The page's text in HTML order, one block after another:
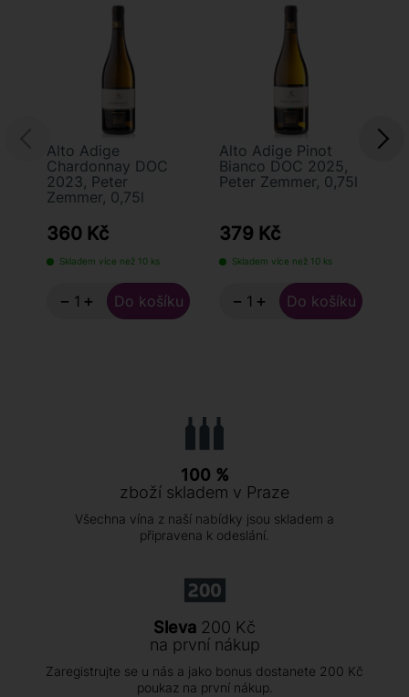
Alto Adige
Chardonnay DOC
2023, Peter
Zemmer, 0,75l
360 Kč
Skladem více než 10 ks
− +
Alto Adige Pinot
Bianco DOC 2025,
Peter Zemmer, 0,75l
379 Kč
Skladem více než 10 ks
− +
100 %
zboží skladem v Praze
Všechna vína z naší nabídky jsou skladem a
připravena k odeslání.
Sleva 200 Kč
na první nákup
Zaregistrujte se u nás a jako bonus dostanete 200 Kč
poukaz na první nákup.